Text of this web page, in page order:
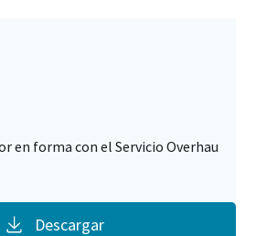
en forma con el Servicio Overhau
Descargar